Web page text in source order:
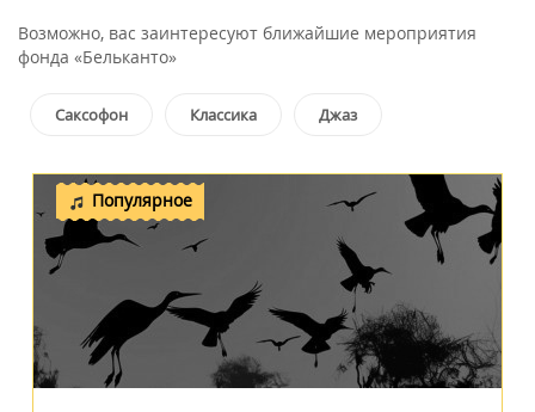
Возможно, вас заинтересуют ближайшие мероприятия
фонда «Бельканто»
Саксофон Классика Джаз
Популярное